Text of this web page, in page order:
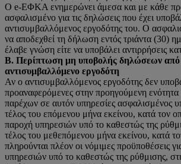
O e-ΕΦΚΑ ενημερώνει άμεσα και με κάθε
ασφαλισμένο για τις δηλώσεις που έχει
αντισυμβαλλόμενος εργοδότης του. Ο
να αποδεχθεί τη δήλωση εντός τριάντα (30)
έλαβε γνώση είτε να υποβάλει αντιρρήσεις
Β. Περίπτωση μη υποβολής δηλώσεων από
αντισυμβαλλόμενο εργοδότη
Αν ο αντισυμβαλλόμενος εργοδότης δεν
προαναφερόμενες στην προηγούμενη
παρέχων σε αυτόν υπηρεσίες ασφαλισμένος
τέλος του επόμενου μήνα εκείνου, κατά τον
παροχή υπηρεσιών υπό το καθεστώς της
τέλος του μεθεπόμενου μήνα εκείνου, κατά
πληρούνται πλέον οι νόμιμες προϋποθέσεις
υπηρεσιών υπό το καθεστώς της ρύθμισης,